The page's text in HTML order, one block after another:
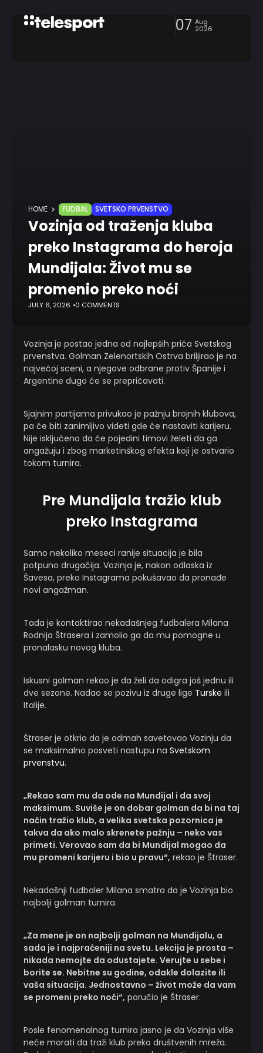
07 Aug
2026
HOME FUDBAL SVETSKO PRVENSTVO
Vozinja od traženja kluba
preko Instagrama do heroja
Mundijala: Život mu se
promenio preko noći
JULY 6, 2026 0 COMMENTS
Vozinja je postao jedna od najlepših priča Svetskog
prvenstva. Golman Zelenortskih Ostrva briljirao je na
najvećoj sceni, a njegove odbrane protiv Španije i
Argentine dugo će se prepričavati.
Sjajnim partijama privukao je pažnju brojnih klubova,
pa će biti zanimljivo videti gde će nastaviti karijeru.
Nije isključeno da će pojedini timovi želeti da ga
angažuju i zbog marketinškog efekta koji je ostvario
tokom turnira.
Pre Mundijala tražio klub
preko Instagrama
Samo nekoliko meseci ranije situacija je bila
potpuno drugačija. Vozinja je, nakon odlaska iz
Šavesa, preko Instagrama pokušavao da pronađe
novi angažman.
Tada je kontaktirao nekadašnjeg fudbalera Milana
Rodnija Štrasera i zamolio ga da mu pomogne u
pronalasku novog kluba.
Iskusni golman rekao je da želi da odigra još jednu ili
dve sezone. Nadao se pozivu iz druge lige Turske ili
Italije.
Štraser je otkrio da je odmah savetovao Vozinju da
se maksimalno posveti nastupu na Svetskom
prvenstvu.
„Rekao sam mu da ode na Mundijal i da svoj
maksimum. Suviše je on dobar golman da bi na taj
način tražio klub, a velika svetska pozornica je
takva da ako malo skrenete pažnju – neko vas
primeti. Verovao sam da bi Mundijal mogao da
mu promeni karijeru i bio u pravu“, rekao je Štraser.
Nekadašnji fudbaler Milana smatra da je Vozinja bio
najbolji golman turnira.
„Za mene je on najbolji golman na Mundijalu, a
sada je i najpraćeniji na svetu. Lekcija je prosta –
nikada nemojte da odustajete. Verujte u sebe i
borite se. Nebitne su godine, odakle dolazite ili
vaša situacija. Jednostavno – život može da vam
se promeni preko noći“, poručio je Štraser.
Posle fenomenalnog turnira jasno je da Vozinja više
neće morati da traži klub preko društvenih mreža.